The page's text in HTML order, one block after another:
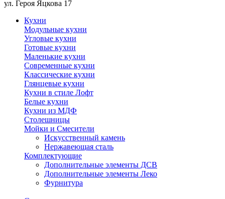
ул. Героя Яцкова 17
Кухни
Модульные кухни
Угловые кухни
Готовые кухни
Маленькие кухни
Современные кухни
Классические кухни
Глянцевые кухни
Кухни в стиле Лофт
Белые кухни
Кухни из МДФ
Столешницы
Мойки и Смесители
Искусственный камень
Нержавеющая сталь
Комплектующие
Дополнительные элементы ДСВ
Дополнительные элементы Леко
Фурнитура